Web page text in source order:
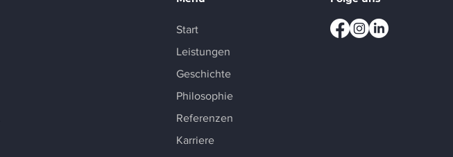
Start
Leistungen
Geschichte
Philosophie
Referenzen
Karriere